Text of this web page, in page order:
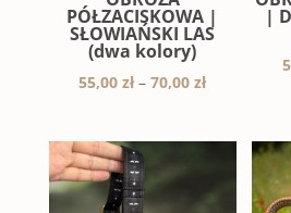
PÓŁZACISKOWA |
SŁOWIAŃSKI LAS
(dwa kolory)
55,00zł – 70,00złZakres
od
55,00 zł
do
|